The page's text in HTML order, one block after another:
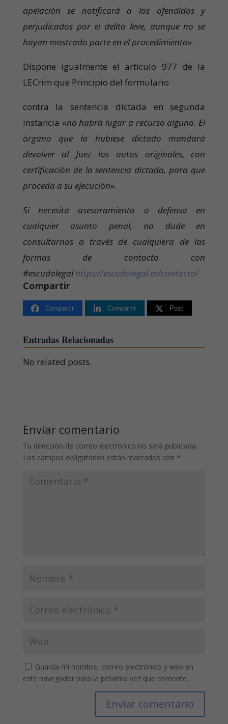
apelación se notificará a los ofendidos y
perjudicados por el delito leve, aunque no se
hayan mostrado parte en el procedimiento».
Dispone igualmente el artículo 977 de la
LECrim que Principio del formulario
contra la sentencia dictada en segunda
instancia «no habrá lugar a recurso alguno. El
órgano que la hubiese dictado mandará
devolver al Juez los autos originales, con
certificación de la sentencia dictada, para que
proceda a su ejecución».
Si necesita asesoramiento o defensa en
cualquier asunto penal, no dude en
consultarnos a través de cualquiera de las
formas de contacto con
#escudolegalhttps://escudolegal.es/contacto/
Compartir
Compartir Compartir Post
Entradas Relacionadas
No related posts.
Enviar comentario
Tu dirección de correo electrónico no será publicada.
Los campos obligatorios están marcados con *
Guarda mi nombre, correo electrónico y web en
este navegador para la próxima vez que comente.